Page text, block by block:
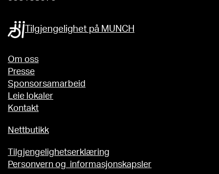
Tilgjengelighet på MUNCH
Om oss
Presse
Sponsorsamarbeid
Leie lokaler
Kontakt
Nettbutikk
Tilgjengelighetserklæring
Personvern og informasjonskapsler